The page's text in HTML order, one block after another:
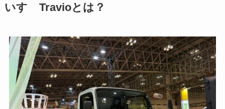
いすゞTravioとは？